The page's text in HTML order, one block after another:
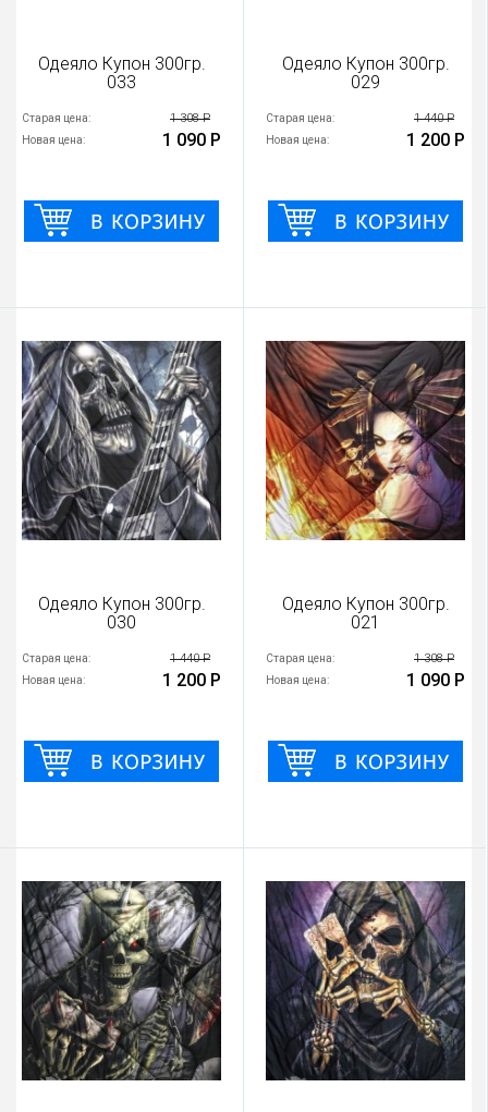
Одеяло Купон 300гр.
033
Старая цена: 1 308 Р
Новая цена: 1 090 Р
Одеяло Купон 300гр.
029
Старая цена: 1 440 Р
Новая цена: 1 200 Р
Одеяло Купон 300гр.
030
Старая цена: 1 440 Р
Новая цена: 1 200 Р
Одеяло Купон 300гр.
021
Старая цена: 1 308 Р
Новая цена: 1 090 Р